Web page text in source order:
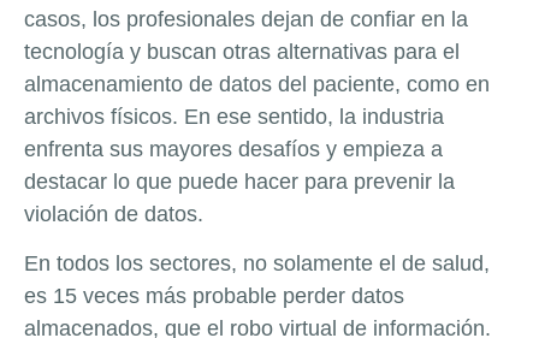
casos, los profesionales dejan de confiar en la
tecnología y buscan otras alternativas para el
almacenamiento de datos del paciente, como en
archivos físicos. En ese sentido, la industria
enfrenta sus mayores desafíos y empieza a
destacar lo que puede hacer para prevenir la
violación de datos.
En todos los sectores, no solamente el de salud,
es 15 veces más probable perder datos
almacenados, que el robo virtual de información.